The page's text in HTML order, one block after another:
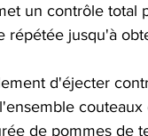
un contrôle total
répétée jusqu'à
d'éjecter
de pommes de